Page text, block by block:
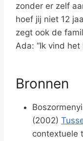
zonder er zelf
hoef jij niet 12
zegt ook de
Ada: “Ik vind het
Bronnen
(2002)
contextuele